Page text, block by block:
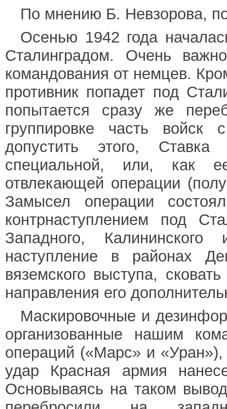
По мнению Б. Невзорова,
Осенью 1942 года
Сталинградом. Очень
командования от немцев.
противник попадет под
попытается сразу же
группировке часть
допустить этого,
специальной, или, как
отвлекающей операции
Замысел операции
контрнаступлением под
Западного,
наступление в районах
вяземского выступа,
направления его
Маскировочные и
организованные нашим
операций («Марс» и
удар Красная армия
Основываясь на таком